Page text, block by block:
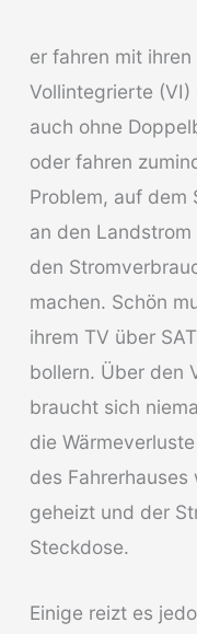
er fahren mit
Vollintegrierte
auch ohne
oder fahren
Problem, auf dem
an den
den
machen. Schön
ihrem TV über
bollern. Über den
braucht sich
die
des
geheizt und der
Steckdose.
Einige reizt es